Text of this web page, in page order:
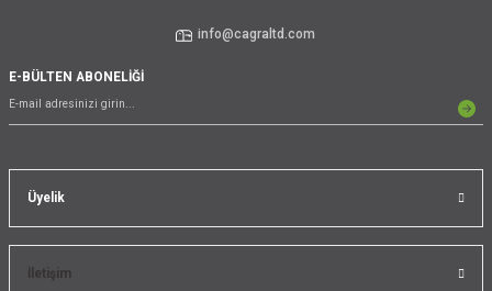
Üyelik
İletişim
info@cagraltd.com
E-BÜLTEN ABONELİĞİ